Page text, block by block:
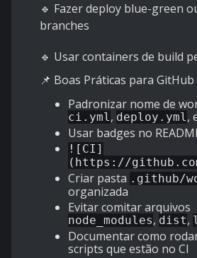
🔹 Fazer deploy blue-green
branches
🔹 Usar containers de build
📌 Boas Práticas para GitHub
Padronizar nome de
ci.yml, deploy.yml,
Usar badges no
![CI]
(https://
Criar pasta .github/
organizada
Evitar comitar arquivos
node_modules, dist,
Documentar como
scripts que estão no CI